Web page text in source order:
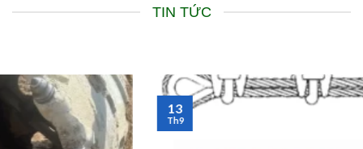
TIN TỨC
13